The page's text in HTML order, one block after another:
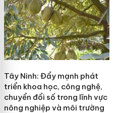
Tây Ninh: Đẩy mạnh phát
triển khoa học, công nghệ,
chuyển đổi số trong lĩnh vực
nông nghiệp và môi trường